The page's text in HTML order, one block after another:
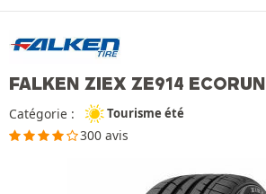
FALKEN ZIEX ZE914 ECORUN
Catégorie : Tourisme été
300 avis